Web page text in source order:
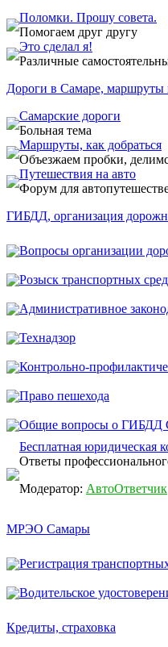
Поломки. Прошу совета.
Помогаем друг другу
Это сделал я!
Различные
Дороги в Самаре, маршруты
Самарские дороги
Больная тема
Маршруты, как добраться
Объезжаем пробки,
Путешествия на авто
Форум для
ГИБДД, организация
Вопросы организации
Розыск транспортных
Административное
Технадзор
Контрольно-
Право пешехода
Общие вопросы о ГИБДД
Бесплатная юридическая
Ответы
Модератор: АвтоОтветчик
МРЭО Самары
Регистрация
Водительское
Кредиты, страховка